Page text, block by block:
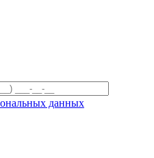
данных